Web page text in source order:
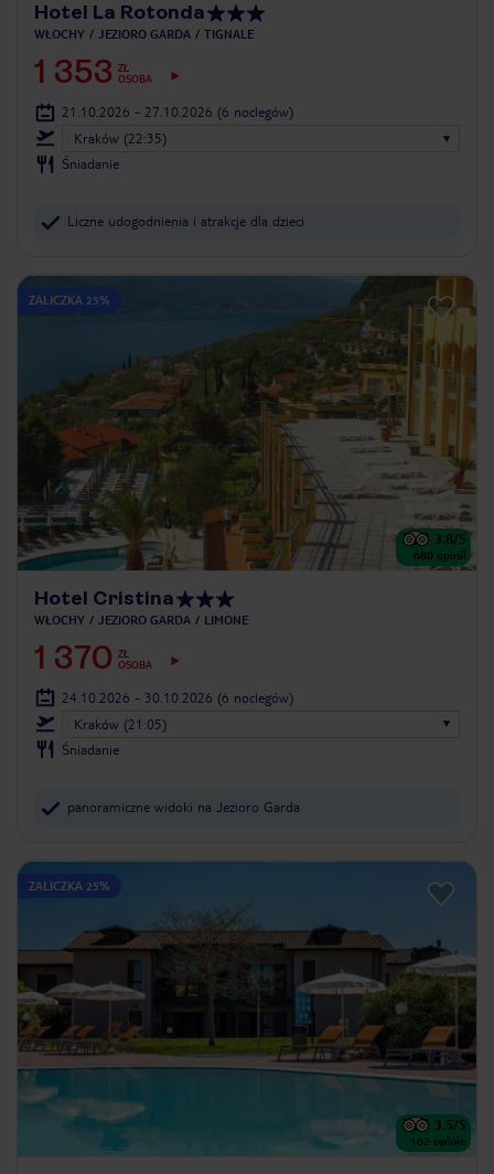
Hotel La Rotonda
WŁOCHY JEZIORO GARDA TIGNALE
1 353 ZŁ
OSOBA
21.10.2026 - 27.10.2026 (6 noclegów)
Kraków (22:35)
Śniadanie
Liczne udogodnienia i atrakcje dla dzieci
ZALICZKA 25%
3.8/5
680 opinii
Hotel Cristina
WŁOCHY JEZIORO GARDA LIMONE
1 370 ZŁ
OSOBA
24.10.2026 - 30.10.2026 (6 noclegów)
Kraków (21:05)
Śniadanie
panoramiczne widoki na Jezioro Garda
ZALICZKA 25%
3.5/5
162 opinie